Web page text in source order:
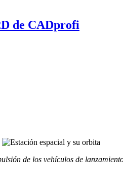
de CADprofi
de los vehículos de